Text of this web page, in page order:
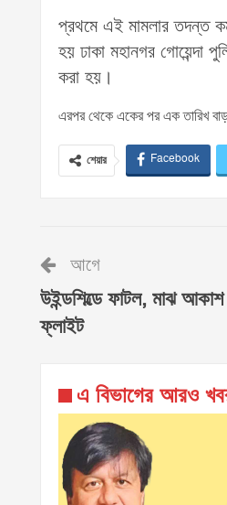
প্রথমে এই মামলার তদন্ত
হয় ঢাকা মহানগর গোয়েন্দা
করা হয়।
এরপর থেকে একের পর এক তারিখ
শেয়ার Facebook
আগে
উইন্ডশিল্ডে ফাটল, মাঝ
ফ্লাইট
এ বিভাগের আরও